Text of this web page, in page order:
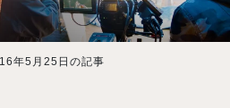
年5月25日の記事